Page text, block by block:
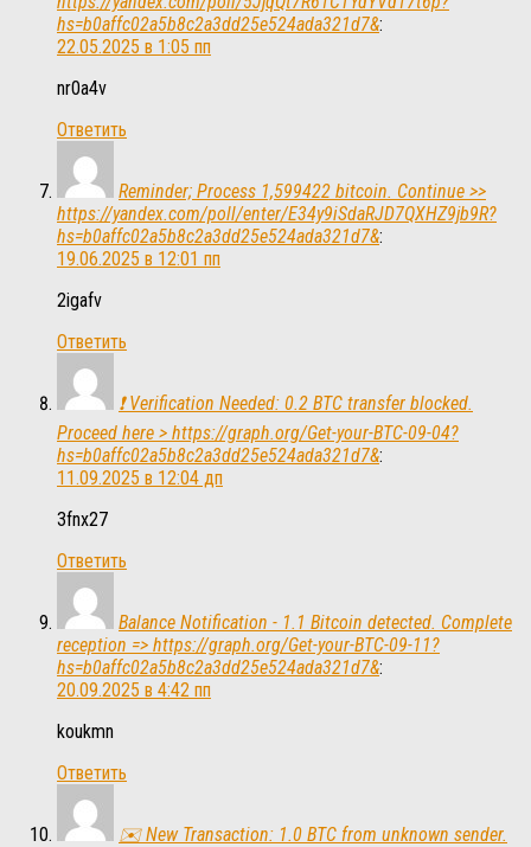
hs=b0affc02a5b8c2a3dd25e524ada321d7&:
22.05.2025 в 1:05 пп
nr0a4v
Ответить
Reminder; Process 1,599422 bitcoin. Continue >>
https://yandex.com/poll/enter/E34y9iSdaRJD7QXHZ9jb9R?
hs=b0affc02a5b8c2a3dd25e524ada321d7&:
19.06.2025 в 12:01 пп
2igafv
Ответить
❗ Verification Needed: 0.2 BTC transfer blocked.
Proceed here > https://graph.org/Get-your-BTC-09-04?
hs=b0affc02a5b8c2a3dd25e524ada321d7&:
11.09.2025 в 12:04 дп
3fnx27
Ответить
Balance Notification - 1.1 Bitcoin detected. Complete
reception => https://graph.org/Get-your-BTC-09-11?
hs=b0affc02a5b8c2a3dd25e524ada321d7&:
20.09.2025 в 4:42 пп
koukmn
Ответить
✉️ New Transaction: 1.0 BTC from unknown sender.